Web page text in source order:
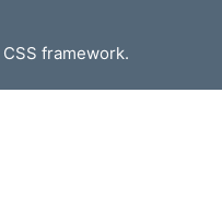
CSS framework.